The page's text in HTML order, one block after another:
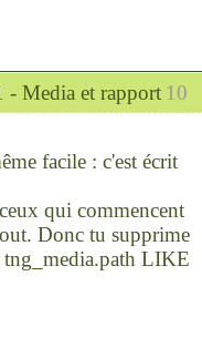
10
- Media et rapport
facile : c'est écrit
qui commencent
Donc tu supprime
LIKE